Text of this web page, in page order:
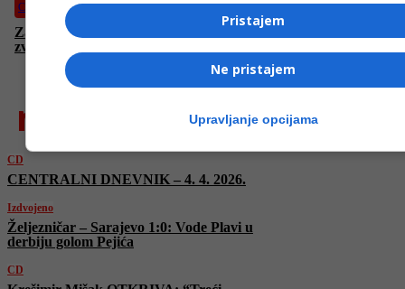
CD
Za UBIJENU DJECU SARAJEVA | Hor “Mimika”: “Sjajna
zvijezda Sarajeva”! | POKLON gradu i državi BiH
najnovije
CD
CENTRALNI DNEVNIK – 4. 4. 2026.
Izdvojeno
Željezničar – Sarajevo 1:0: Vode Plavi u
derbiju golom Pejića
CD
Pristajem
Ne pristajem
Upravljanje opcijama